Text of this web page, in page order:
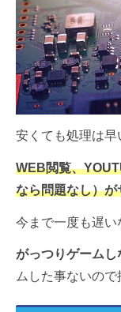
安くても処理は早
WEB閲覧、
なら問題なし）が
今まで一度も遅い
がっつりゲームし
ムした事ないので